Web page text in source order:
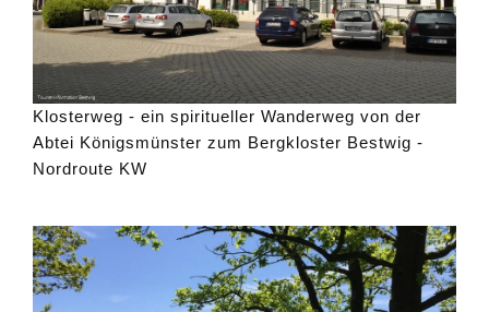
Klosterweg - ein spiritueller Wanderweg von der
Abtei Königsmünster zum Bergkloster Bestwig -
Nordroute KW